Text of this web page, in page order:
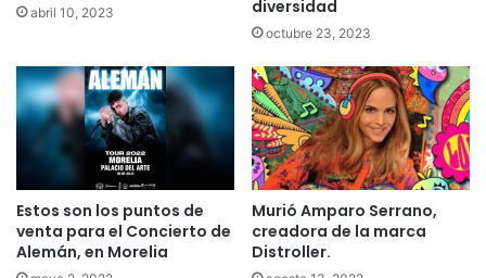
abril 10, 2023
diversidad
octubre 23, 2023
Estos son los puntos de
venta para el Concierto de
Alemán, en Morelia
Murió Amparo Serrano,
creadora de la marca
Distroller.